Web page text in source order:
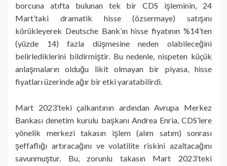
borcuna atıfta bulunan tek bir CDS işleminin, 24
Mart’taki dramatik hisse (özsermaye) satışını
körükleyerek Deutsche Bank’ın hisse fiyatının %14’ten
(yüzde 14) fazla düşmesine neden olabileceğini
belirlediklerini bildirmiştir. Bu nedenle, nispeten küçük
anlaşmaların olduğu likit olmayan bir piyasa, hisse
fiyatları üzerinde ağır bir etki yaratabilirdi.
Mart 2023’teki çalkantının ardından Avrupa Merkez
Bankası denetim kurulu başkanı Andrea Enria, CDS’lere
yönelik merkezi takasın işlem (alım satım) sonrası
şeffaflığı artıracağını ve volatilite riskini azaltacağını
savunmuştur. Bu, zorunlu takasın Mart 2023’teki